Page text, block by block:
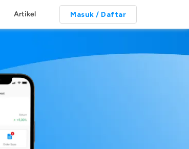
Artikel Masuk / Daftar